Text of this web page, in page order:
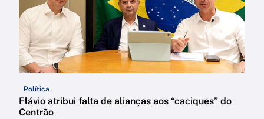
Política
Flávio atribui falta de alianças aos “caciques” do
Centrão